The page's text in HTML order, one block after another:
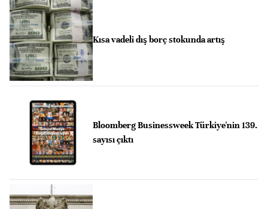
Kısa vadeli dış borç stokunda artış
Bloomberg Businessweek Türkiye'nin 139.
sayısı çıktı